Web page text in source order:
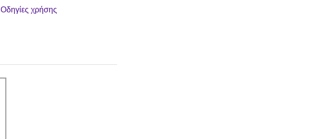
Οδηγίες χρήσης